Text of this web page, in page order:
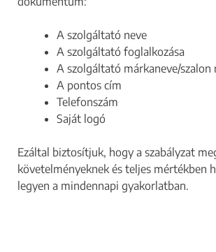
A szolgáltató neve
A szolgáltató foglalkozása
A szolgáltató márkaneve/szalon
A pontos cím
Telefonszám
Saját logó
Ezáltal biztosítjuk, hogy a szabályzat
követelményeknek és teljes mértékben
legyen a mindennapi gyakorlatban.